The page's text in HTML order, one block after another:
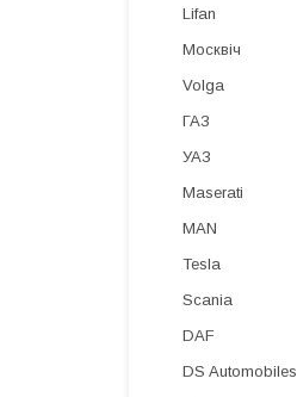
Lifan
Москвіч
Volga
ГАЗ
УАЗ
Maserati
MAN
Tesla
Scania
DAF
DS Automobiles